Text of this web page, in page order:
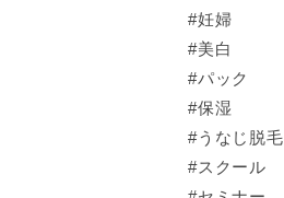
#妊婦
#美白
#パック
#保湿
#うなじ脱毛
#スクール